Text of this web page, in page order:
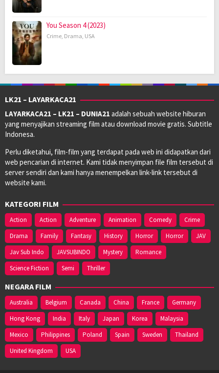
You Season 4 (2023)
Crime, Drama, USA
LK21 – LAYARKACA21
LAYARKACA21 – LK21 – DUNIA21 adalah sebuah website hiburan
yang menyajikan streaming film atau download movie gratis. Subtitle
Indonesa.
Perlu diketahui, film-film yang terdapat pada web ini didapatkan dari
web pencarian di internet. Kami tidak menyimpan file film tersebut di
server sendiri dan kami hanya menempelkan link-link tersebut di
website kami.
KATEGORI FILM
Action Action Adventure Animation Comedy
Crime
Drama
Family Fantasy History Horror Horror
JAV
Jav Sub Indo
JAVSUBINDO Mystery
Romance
Science Fiction
Semi Thriller
NEGARA FILM
Australia Belgium Canada China France
Germany
Hong Kong
India Italy Japan Korea
Malaysia
Mexico
Philippines Poland Spain Sweden
Thailand
United Kingdom
USA